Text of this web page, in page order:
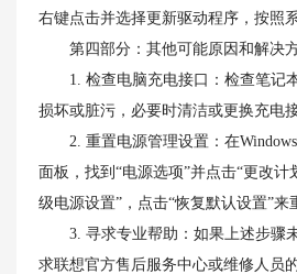
右键点击并选择更新驱动程序，按照
第四部分：其他可能原因和解决
1. 检查电脑充电接口：检查笔记
损坏或脏污，必要时清洁或更换充电
2. 重置电源管理设置：在Windows
面板，找到“电源选项”并点击“更改计
级电源设置”，点击“恢复默认设置”来
3. 寻求专业帮助：如果上述步骤
求联想官方售后服务中心或维修人员的